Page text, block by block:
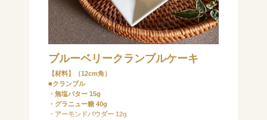
ブルーベリークランブルケーキ
【材料】（12cm角）
■クランブル
・無塩バター 15g
・グラニュー糖 40g
・アーモンドパウダー 12g